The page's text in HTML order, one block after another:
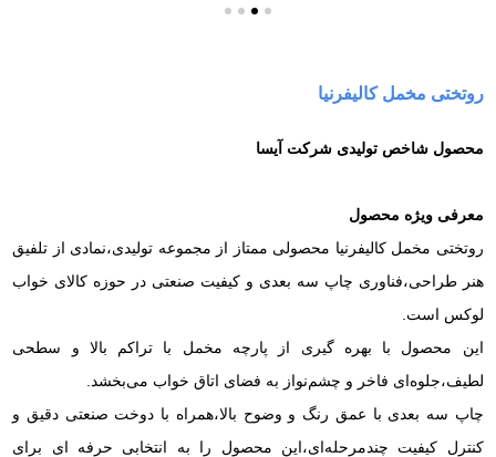
روتختی مخمل کالیفرنیا
محصول شاخص تولیدی شرکت آیسا
معرفی ویژه محصول
روتختی مخمل کالیفرنیا محصولی ممتاز از مجموعه تولیدی،نمادی از تلفیق
هنر طراحی،فناوری چاپ سه‌ بعدی و کیفیت صنعتی در حوزه کالای خواب
لوکس است.
این محصول با بهره‌ گیری از پارچه مخمل با تراکم بالا و سطحی
لطیف،جلوه‌ای فاخر و چشم‌نواز به فضای اتاق خواب می‌بخشد.
چاپ سه‌ بعدی با عمق رنگ و وضوح بالا،همراه با دوخت صنعتی دقیق و
کنترل کیفیت چندمرحله‌ای،این محصول را به انتخابی حرفه‌ ای برای